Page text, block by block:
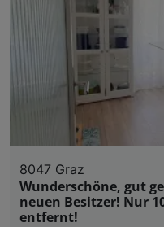
8047 Graz
Wunderschöne, gut
neuen Besitzer! Nur
entfernt!